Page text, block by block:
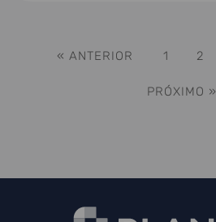
« ANTERIOR 1 2
PRÓXIMO »